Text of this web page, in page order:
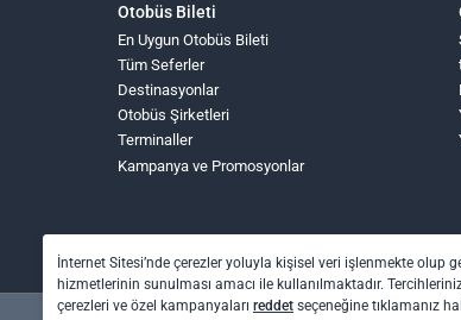
Otobüs Bileti
En Uygun Otobüs Bileti
Tüm Seferler
Destinasyonlar
Otobüs Şirketleri
Terminaller
Kampanya ve Promosyonlar
İnternet Sitesi’nde çerezler yoluyla kişisel veri işlenmekte olup
hizmetlerinin sunulması amacı ile kullanılmaktadır.
çerezleri ve özel kampanyaları reddet seçeneğine tıklamanız